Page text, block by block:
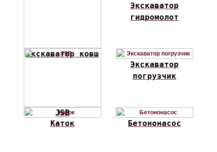
Экскаватор ковш
Экскаватор
гидромолот
JSB
Экскаватор
погрузчик
Каток Бетононасос